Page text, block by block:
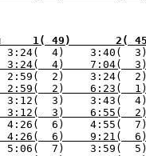
Прим     1(
3:24(  4)    3:40(
4)    7:04(
2)    6:23(
3:12(  3)    3:43(
3)    6:55(
6)    9:21(